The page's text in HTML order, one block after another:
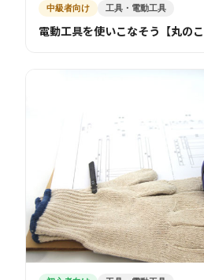
中級者向け 工具・電動工具
電動工具を使いこなそう【丸のこ